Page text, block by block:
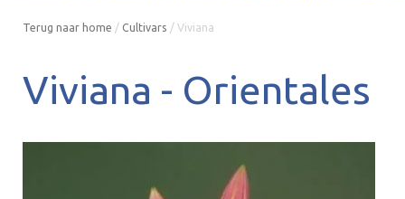
Terug naar home / Cultivars / Viviana
Viviana - Orientales